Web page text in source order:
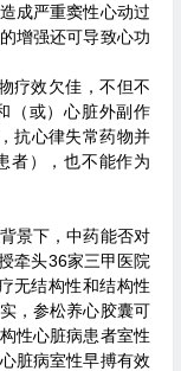
成严重窦性心动过
增强还可导致心功
疗效欠佳，不但不
（或）心脏外副作
抗心律失常药物并
者），也不能作为
景下，中药能否对
牵头36家三甲医院
无结构性和结构性
，参松养心胶囊可
性心脏病患者室性
脏病室性早搏有效